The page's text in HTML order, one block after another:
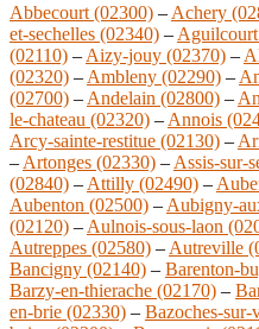
Abbecourt (02300) – Achery
et-sechelles (02340) –
(02110) – Aizy-jouy (02370) –
(02320) – Ambleny (02290) –
(02700) – Andelain (02800) –
le-chateau (02320) – Annois
Arcy-sainte-restitue (02130) –
– Artonges (02330) – Assis-sur-
(02840) – Attilly (02490) –
Aubenton (02500) – Aubigny-
(02120) – Aulnois-sous-laon
Autreppes (02580) – Autreville
Bancigny (02140) – Barenton-
Barzy-en-thierache (02170) –
en-brie (02330) – Bazoches-sur-